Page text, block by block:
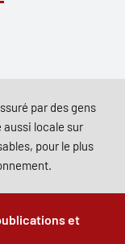
par des gens
aussi locale sur
pour le plus
et